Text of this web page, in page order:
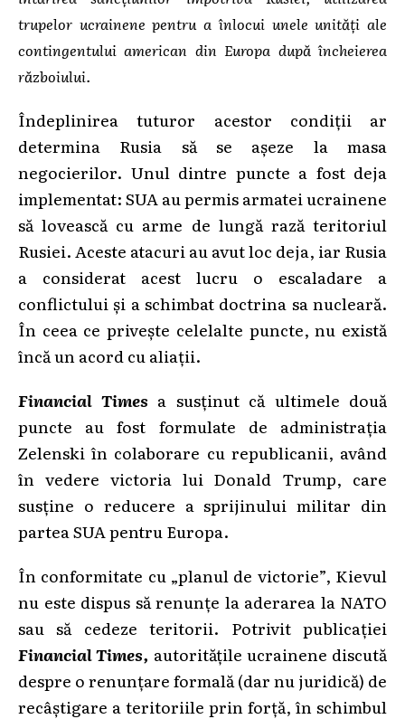
trupelor ucrainene pentru a înlocui unele unități ale
contingentului american din Europa după încheierea
războiului.
Îndeplinirea tuturor acestor condiții ar
determina Rusia să se așeze la masa
negocierilor. Unul dintre puncte a fost deja
implementat: SUA au permis armatei ucrainene
să lovească cu arme de lungă rază teritoriul
Rusiei. Aceste atacuri au avut loc deja, iar Rusia
a considerat acest lucru o escaladare a
conflictului și a schimbat doctrina sa nucleară.
În ceea ce privește celelalte puncte, nu există
încă un acord cu aliații.
Financial Times a susținut că ultimele două
puncte au fost formulate de administrația
Zelenski în colaborare cu republicanii, având
în vedere victoria lui Donald Trump, care
susține o reducere a sprijinului militar din
partea SUA pentru Europa.
În conformitate cu „planul de victorie”, Kievul
nu este dispus să renunțe la aderarea la NATO
sau să cedeze teritorii. Potrivit publicației
Financial Times, autoritățile ucrainene discută
despre o renunțare formală (dar nu juridică) de
recâștigare a teritoriile prin forță, în schimbul